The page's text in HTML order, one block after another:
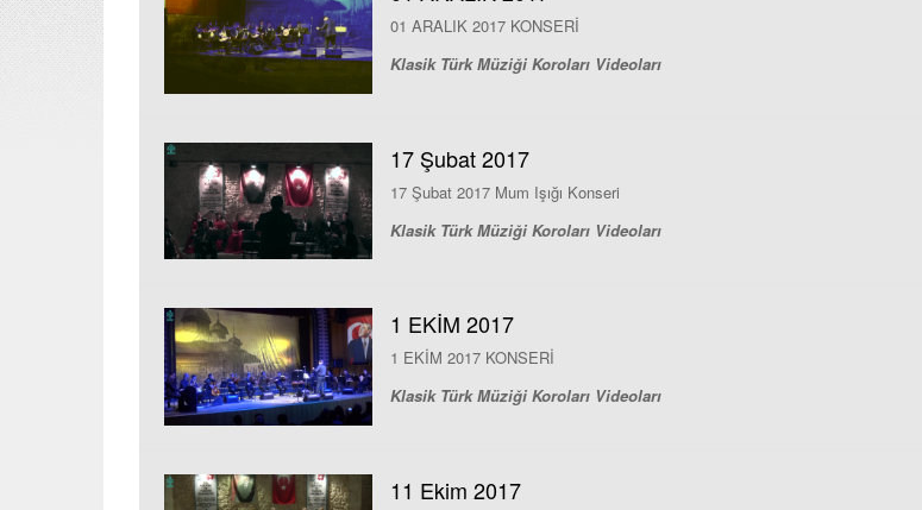
01 ARALIK 2017 KONSERİ
Klasik Türk Müziği Koroları Videoları
17 Şubat 2017
17 Şubat 2017 Mum Işığı Konseri
Klasik Türk Müziği Koroları Videoları
1 EKİM 2017
1 EKİM 2017 KONSERİ
Klasik Türk Müziği Koroları Videoları
11 Ekim 2017